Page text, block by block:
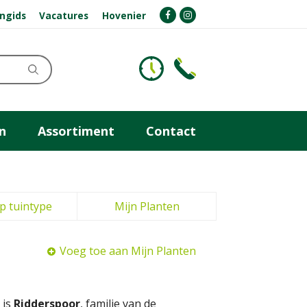
Vacatures Hovenier
Assortiment Contact
tuintype Mijn Planten
Voeg toe aan Mijn Planten
Ridderspoor, familie van de